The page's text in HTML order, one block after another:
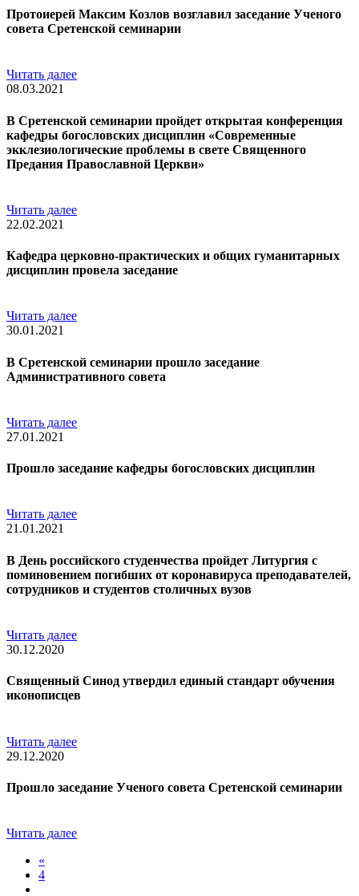
Протоиерей Максим Козлов возглавил заседание Ученого
совета Сретенской семинарии
Читать далее
08.03.2021
В Сретенской семинарии пройдет открытая конференция
кафедры богословских дисциплин «Современные
экклезиологические проблемы в свете Священного
Предания Православной Церкви»
Читать далее
22.02.2021
Кафедра церковно-практических и общих гуманитарных
дисциплин провела заседание
Читать далее
30.01.2021
В Сретенской семинарии прошло заседание
Административного совета
Читать далее
27.01.2021
Прошло заседание кафедры богословских дисциплин
Читать далее
21.01.2021
В День российского студенчества пройдет Литургия с
поминовением погибших от коронавируса преподавателей,
сотрудников и студентов столичных вузов
Читать далее
30.12.2020
Священный Синод утвердил единый стандарт обучения
иконописцев
Читать далее
29.12.2020
Прошло заседание Ученого совета Сретенской семинарии
Читать далее
«
4